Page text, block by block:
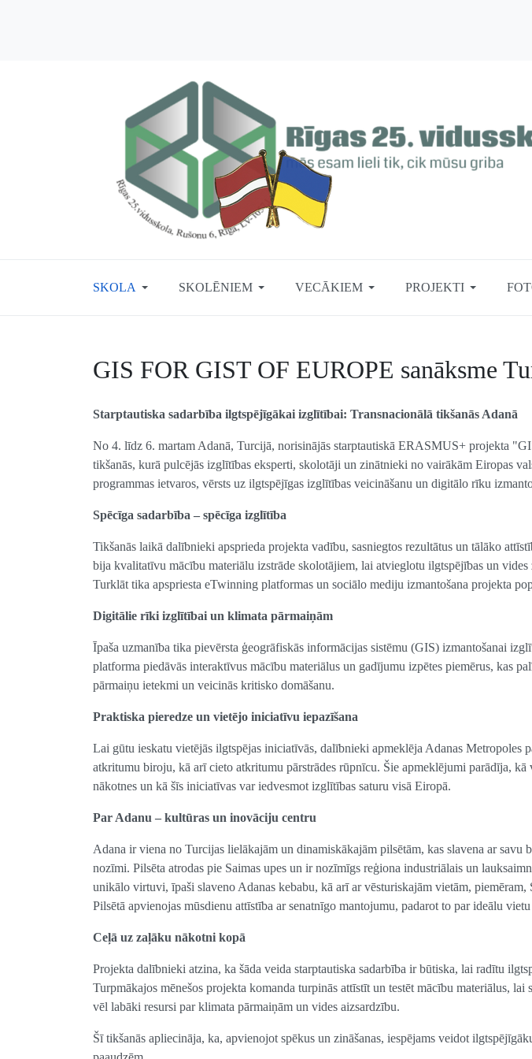
SKOLA SKOLĒNIEM VECĀKIEM PROJEKTI
GIS FOR GIST OF EUROPE sanāksme
Starptautiska sadarbība ilgtspējīgākai izglītībai: Transnacionālā tikšanās Adanā
No 4. līdz 6. martam Adanā, Turcijā, norisinājās starptautiskā ERASMUS+ projekta
tikšanās, kurā pulcējās izglītības eksperti, skolotāji un zinātnieki no vairākām Eiropas
programmas ietvaros, vērsts uz ilgtspējīgas izglītības veicināšanu un digitālo rīku
Spēcīga sadarbība – spēcīga izglītība
Tikšanās laikā dalībnieki apsprieda projekta vadību, sasniegtos rezultātus un tālāko
bija kvalitatīvu mācību materiālu izstrāde skolotājiem, lai atvieglotu ilgtspējības un vides
Turklāt tika apspriesta eTwinning platformas un sociālo mediju izmantošana projekta
Digitālie rīki izglītībai un klimata pārmaiņām
Īpaša uzmanība tika pievērsta ģeogrāfiskās informācijas sistēmu (GIS) izmantošanai
platforma piedāvās interaktīvus mācību materiālus un gadījumu izpētes piemērus, kas
pārmaiņu ietekmi un veicinās kritisko domāšanu.
Praktiska pieredze un vietējo iniciatīvu iepazīšana
Lai gūtu ieskatu vietējās ilgtspējas iniciatīvās, dalībnieki apmeklēja Adanas Metropoles
atkritumu biroju, kā arī cieto atkritumu pārstrādes rūpnīcu. Šie apmeklējumi parādīja, kā
nākotnes un kā šīs iniciatīvas var iedvesmot izglītības saturu visā Eiropā.
Par Adanu – kultūras un inovāciju centru
Adana ir viena no Turcijas lielākajām un dinamiskākajām pilsētām, kas slavena ar savu
nozīmi. Pilsēta atrodas pie Saimas upes un ir nozīmīgs reģiona industriālais un
unikālo virtuvi, īpaši slaveno Adanas kebabu, kā arī ar vēsturiskajām vietām, piemēram,
Pilsētā apvienojas mūsdienu attīstība ar senatnīgo mantojumu, padarot to par ideālu
Ceļā uz zaļāku nākotni kopā
Projekta dalībnieki atzina, ka šāda veida starptautiska sadarbība ir būtiska, lai radītu
Turpmākajos mēnešos projekta komanda turpinās attīstīt un testēt mācību materiālus,
vēl labāki resursi par klimata pārmaiņām un vides aizsardzību.
Šī tikšanās apliecināja, ka, apvienojot spēkus un zināšanas, iespējams veidot